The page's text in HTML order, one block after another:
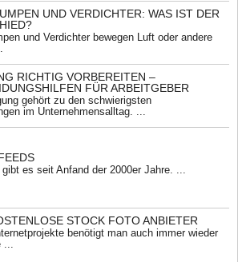
UND VERDICHTER: WAS IST DER
und Verdichter bewegen Luft oder andere
RICHTIG VORBEREITEN –
FÜR ARBEITGEBER
gehört zu den schwierigsten
im Unternehmensalltag. ...
gibt es seit Anfand der 2000er Jahre. ...
STOCK FOTO ANBIETER
benötigt man auch immer wieder
...